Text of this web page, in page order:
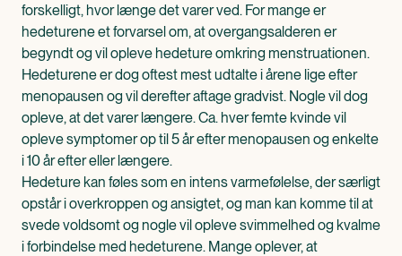
forskelligt, hvor længe det varer ved. For mange er
hedeturene et forvarsel om, at overgangsalderen er
begyndt og vil opleve hedeture omkring menstruationen.
Hedeturene er dog oftest mest udtalte i årene lige efter
menopausen og vil derefter aftage gradvist. Nogle vil dog
opleve, at det varer længere. Ca. hver femte kvinde vil
opleve symptomer op til 5 år efter menopausen og enkelte
i 10 år efter eller længere.
Hedeture kan føles som en intens varmefølelse, der særligt
opstår i overkroppen og ansigtet, og man kan komme til at
svede voldsomt og nogle vil opleve svimmelhed og kvalme
i forbindelse med hedeturene. Mange oplever, at